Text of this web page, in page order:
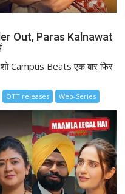
Out, Paras Kalnawat
Campus Beats एक बार फिर
OTT releases Web-Series